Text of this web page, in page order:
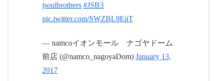
#Metropoliz
jsoulbrothers #JSB3
pic.twitter.com/SWZBL9EiiT
— namcoイオンモール ナゴヤドーム
前店 (@namco_nagoyaDom) January 13,
2017